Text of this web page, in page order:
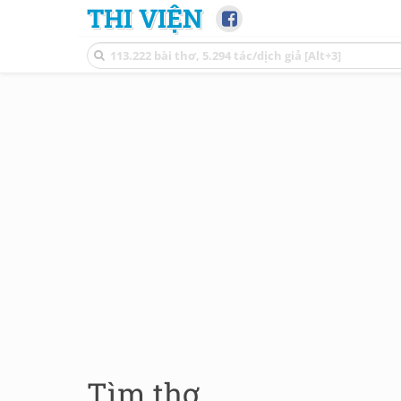
THI VIỆN
Tìm thơ